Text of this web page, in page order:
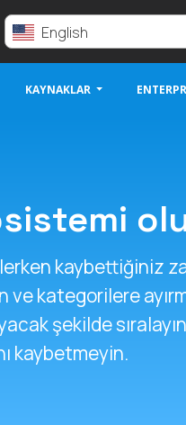
English
KAYNAKLAR
kaybettiğiniz
kategorilere
şekilde
kaybetmeyin.